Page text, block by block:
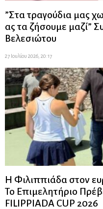
”Στα τραγούδια μας
ας τα ζήσουμε μαζί”
Βελεσιώτου
27 Ιουλίου 2026, 20:17
Η Φιλιππιάδα στον
Το Επιμελητήριο
FILIPPIADA CUP 2026